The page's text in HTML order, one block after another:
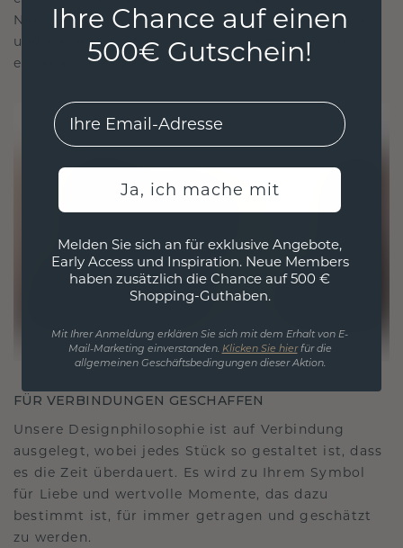
Nachhaltigkeit mit beispielloser Handwerkskunst
und stellen so sicher, dass Ihr Schmuck ebenso
ethisch wie exquisit ist.
FÜR VERBINDUNGEN GESCHAFFEN
Unsere Designphilosophie ist auf Verbindung
ausgelegt, wobei jedes Stück so gestaltet ist, dass
es die Zeit überdauert. Es wird zu Ihrem Symbol
für Liebe und wertvolle Momente, das dazu
bestimmt ist, für immer getragen und geschätzt
zu werden.
Ihre Chance auf einen
500€ Gutschein!
EMail
Ja, ich mache mit
Melden Sie sich an für exklusive Angebote,
Early Access und Inspiration. Neue Members
haben zusätzlich die Chance auf 500 €
Shopping-Guthaben.
Mit Ihrer Anmeldung erklären Sie sich mit dem Erhalt von E-
Mail-Marketing einverstanden. Klicken Sie hierfür die
allgemeinen Geschäftsbedingungen dieser Aktion.